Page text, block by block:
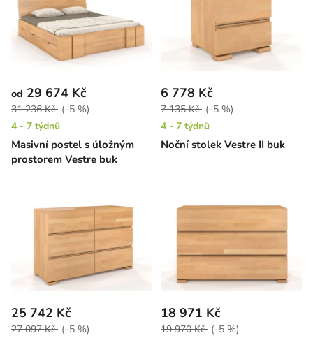
Masivní postel s úložným
prostorem Vestre buk
od 29 674 Kč
31 236 Kč (–5 %)
4 - 7 týdnů
Noční stolek Vestre II buk
6 778 Kč
7 135 Kč (–5 %)
4 - 7 týdnů
25 742 Kč
27 097 Kč (–5 %)
18 971 Kč
19 970 Kč (–5 %)